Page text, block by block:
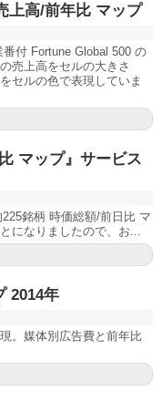
上高/前年比 マップ
付 Fortune Global 500 の
売上高をセルの大きさ
セルの色で表現していま
マップ』サービス
銘柄 時価総額/前日比 マ
になりましたので、お...
2014年
。媒体別広告費と前年比